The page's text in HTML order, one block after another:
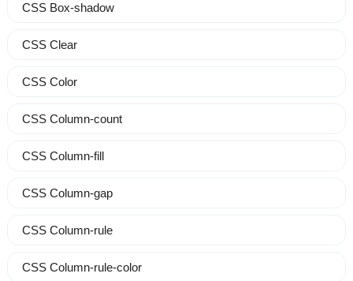
CSS Box-shadow
CSS Clear
CSS Color
CSS Column-count
CSS Column-fill
CSS Column-gap
CSS Column-rule
CSS Column-rule-color